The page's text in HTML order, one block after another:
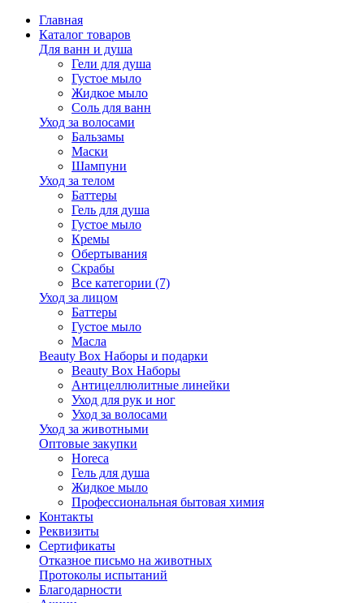
Главная
Каталог товаров
Для ванн и душа
Гели для душа
Густое мыло
Жидкое мыло
Соль для ванн
Уход за волосами
Бальзамы
Маски
Шампуни
Уход за телом
Баттеры
Гель для душа
Густое мыло
Кремы
Обертывания
Скрабы
Все категории (7)
Уход за лицом
Баттеры
Густое мыло
Масла
Beauty Box Наборы и подарки
Beauty Box Наборы
Антицеллюлитные линейки
Уход для рук и ног
Уход за волосами
Уход за животными
Оптовые закупки
Horeca
Гель для душа
Жидкое мыло
Профессиональная бытовая химия
Контакты
Реквизиты
Сертификаты
Отказное письмо на животных
Протоколы испытаний
Благодарности